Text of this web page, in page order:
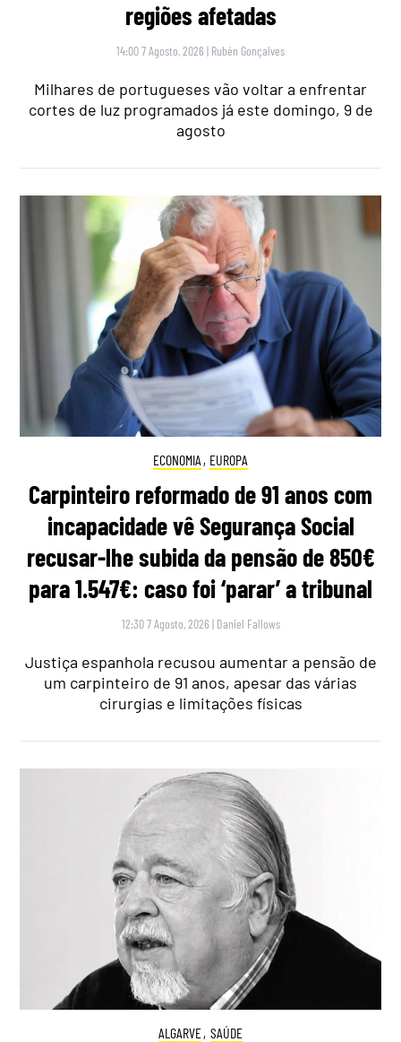
regiões afetadas
14:00 7 Agosto, 2026 | Rubén Gonçalves
Milhares de portugueses vão voltar a enfrentar
cortes de luz programados já este domingo, 9 de
agosto
ECONOMIA , EUROPA
Carpinteiro reformado de 91 anos com
incapacidade vê Segurança Social
recusar-lhe subida da pensão de 850€
para 1.547€: caso foi ‘parar’ a tribunal
12:30 7 Agosto, 2026 | Daniel Fallows
Justiça espanhola recusou aumentar a pensão de
um carpinteiro de 91 anos, apesar das várias
cirurgias e limitações físicas
ALGARVE, SAÚDE